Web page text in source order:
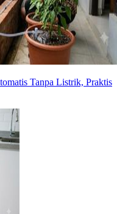
Tanpa Listrik, Praktis